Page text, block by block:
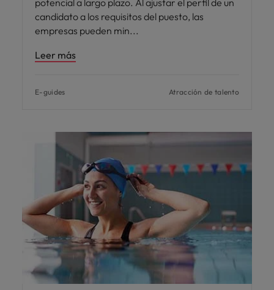
potencial a largo plazo. Al ajustar el perfil de un
candidato a los requisitos del puesto, las
empresas pueden min
Leer más
E-guides Atracción de talento